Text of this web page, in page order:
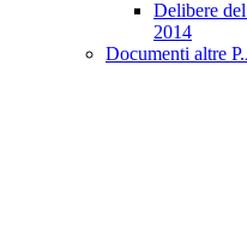
Delibere
2014
Documenti altre